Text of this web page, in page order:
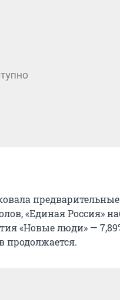
«Единая Россия»
«Новые люди» —
продолжается.